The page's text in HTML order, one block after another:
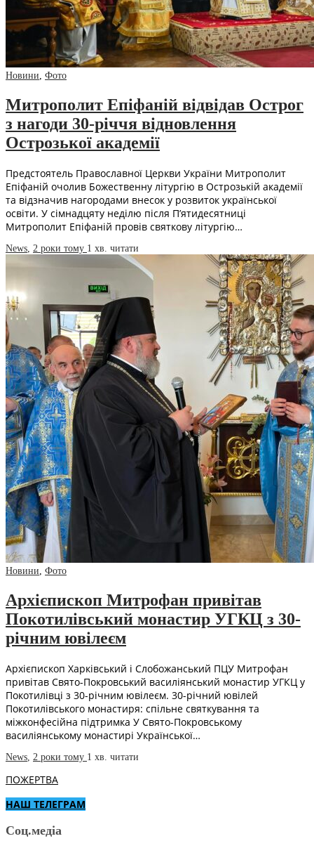
Новини, Фото
Митрополит Епіфаній відвідав Острог
з нагоди 30-річчя відновлення
Острозької академії
Предстоятель Православної Церкви України Митрополит
Епіфаній очолив Божественну літургію в Острозькій академії
та відзначив нагородами внесок у розвиток української
освіти. У сімнадцяту неділю після П’ятидесятниці
Митрополит Епіфаній провів святкову літургію…
News 2 роки тому 1 хв. читати
Новини Фото
Архієпископ Митрофан привітав
Покотилівський монастир УГКЦ з 30-
річним ювілеєм
Архієпископ Харківський і Слобожанський ПЦУ Митрофан
привітав Свято-Покровський василіянський монастир УГКЦ у
Покотилівці з 30-річним ювілеєм. 30-річний ювілей
Покотилівського монастиря: спільне святкування та
міжконфесійна підтримка У Свято-Покровському
василіянському монастирі Української…
News 2 роки тому 1 хв. читати
ПОЖЕРТВА
НАШ ТЕЛЕГРАМ
Соц.медіа